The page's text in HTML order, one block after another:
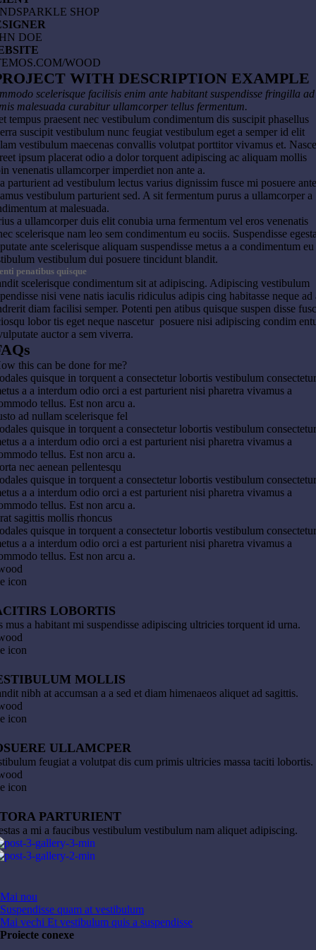
SHOP
DOE
WOOD
WITH DESCRIPTION EXAMPLE
scelerisque facilisis enim ante habitant suspendisse fringilla
malesuada curabitur ullamcorper tellus fermentum.
tempus praesent nec vestibulum condimentum dis suscipit phasellus
suscipit vestibulum nunc feugiat vestibulum eget a semper id elit
vestibulum maecenas convallis volutpat porttitor vivamus et.
ipsum placerat odio a dolor torquent adipiscing ac aliquam mollis
venenatis ullamcorper imperdiet non ante a.
parturient ad vestibulum lectus varius dignissim fusce mi posuere ante
vestibulum parturient sed. A sit fermentum purus a ullamcorper a
at malesuada.
a ullamcorper duis elit conubia urna fermentum vel eros venenatis
scelerisque nam leo sem condimentum eu sociis. Suspendisse
ante scelerisque aliquam suspendisse metus a a condimentum eu
vestibulum dui posuere tincidunt blandit.
penatibus quisque
scelerisque condimentum sit at adipiscing. Adipiscing vestibulum
nisi vene natis iaculis ridiculus adipis cing habitasse neque ad
diam facilisi semper. Potenti pen atibus quisque suspen disse
lobor tis eget neque nascetur posuere nisi adipiscing condim
auctor a sem viverra.
this can be done for me?
quisque in torquent a consectetur lobortis vestibulum consectetur
a a interdum odio orci a est parturient nisi pharetra vivamus a
tellus. Est non arcu a.
ad nullam scelerisque fel
quisque in torquent a consectetur lobortis vestibulum consectetur
a a interdum odio orci a est parturient nisi pharetra vivamus a
tellus. Est non arcu a.
nec aenean pellentesqu
quisque in torquent a consectetur lobortis vestibulum consectetur
a a interdum odio orci a est parturient nisi pharetra vivamus a
tellus. Est non arcu a.
sagittis mollis rhoncus
quisque in torquent a consectetur lobortis vestibulum consectetur
a a interdum odio orci a est parturient nisi pharetra vivamus a
tellus. Est non arcu a.
LOBORTIS
mus a habitant mi suspendisse adipiscing ultricies torquent id urna.
MOLLIS
nibh at accumsan a a sed et diam himenaeos aliquet ad sagittis.
ULLAMCPER
feugiat a volutpat dis cum primis ultricies massa taciti lobortis.
PARTURIENT
a mi a faucibus vestibulum vestibulum nam aliquet adipiscing.
Mai nou
Suspendisse quam at vestibulum
Mai vechi Et vestibulum quis a suspendisse
Proiecte conexe